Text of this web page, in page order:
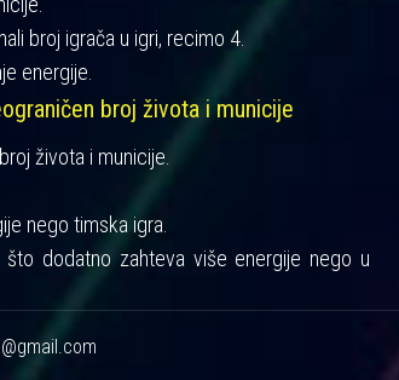
broj igrača u igri, recimo 4.
energije.
broj života i municije
života i municije.
nego timska igra.
dodatno zahteva više energije nego u